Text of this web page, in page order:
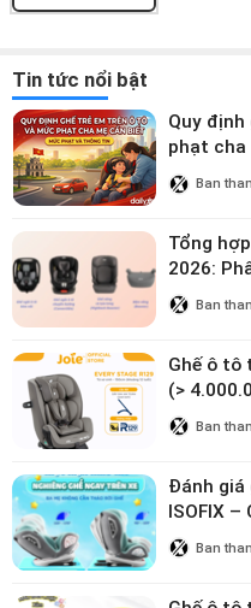
Tin tức nổi bật
Quy
phạt cha
Ban
Tổng
2026:
Ban
Ghế ô tô
(>
đáng
Ban
Đánh giá
ISOFIX
triệu
Ban